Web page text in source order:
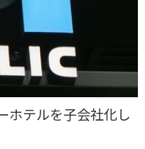
ホテルを子会社化し